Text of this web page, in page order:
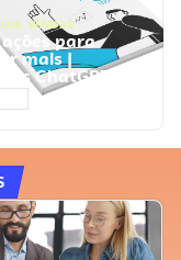
, VENDAS
ações para
mais |
ChatGPT